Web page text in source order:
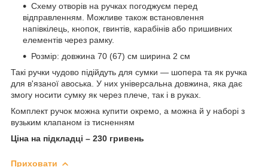
Схему отворів на ручках погоджуєм перед
відправленням. Можливе також встановлення
напівкілець, кнопок, гвинтів, карабінів або пришивних
елементів через рамку.
Розмір: довжина 70 (67) см ширина 2 см
Такі ручки чудово підійдуть для сумки — шопера та як ручка
для в'язаної авоська. У них універсальна довжина, яка дає
змогу носити сумку як через плече, так і в руках.
Комплект ручок можна купити окремо, а можна й у наборі з
вузьким клапаном із тисненням
Ціна на підкладці – 230 гривень
Приховати